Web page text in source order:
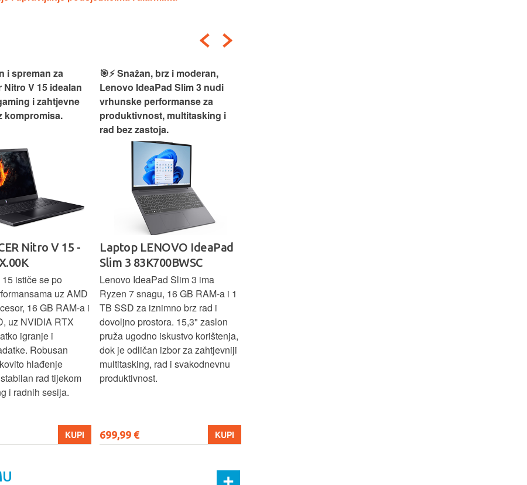
i spreman za
V 15 idealan
i zahtjevne
kompromisa.
Nitro V 15 -
ističe se po
uz AMD
16 GB RAM-a i
uz NVIDIA RTX
igranje i
Robusan
hlađenje
rad tijekom
i radnih sesija.
KUPI
🎯⚡ Snažan, brz i moderan,
Lenovo IdeaPad Slim 3 nudi
vrhunske performanse za
produktivnost, multitasking i
rad bez zastoja.
Laptop LENOVO IdeaPad
Slim 3 83K700BWSC
Lenovo IdeaPad Slim 3 ima
Ryzen 7 snagu, 16 GB RAM-a i 1
TB SSD za iznimno brz rad i
dovoljno prostora. 15,3" zaslon
pruža ugodno iskustvo korištenja,
dok je odličan izbor za zahtjevniji
multitasking, rad i svakodnevnu
produktivnost.
699,99 € KUPI